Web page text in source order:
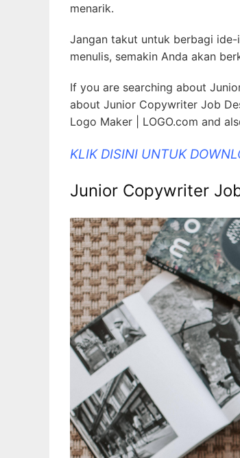
menarik.
Jangan takut untuk berbagi
menulis, semakin Anda akan
If you are searching about
about Junior Copywriter Job
Logo Maker | LOGO.com and
KLIK DISINI UNTUK
Junior Copywriter